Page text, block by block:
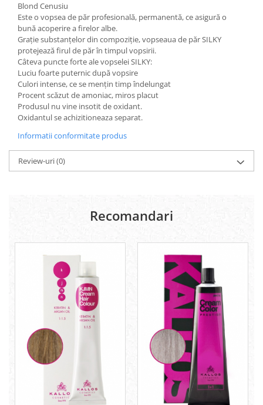
Oja si lac de unghii
Accesorii manichiura & pedichiura
Scutece adulti
Seturi cadou
Blond Cenusiu
Este o vopsea de păr profesională, permanentă, ce asigură o
bună acoperire a firelor albe.
Grație substanțelor din compoziție, vopseaua de păr SILKY
protejează firul de păr în timpul vopsirii.
Câteva puncte forte ale vopselei SILKY:
Luciu foarte puternic după vopsire
Culori intense, ce se mențin timp îndelungat
Procent scăzut de amoniac, miros placut
Produsul nu vine insotit de oxidant.
Oxidantul se achizitioneaza separat.
Informatii conformitate produs
Review-uri(0)
Recomandari